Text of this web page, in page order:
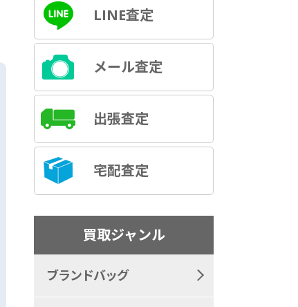
LINE査定
メール査定
出張査定
宅配査定
買取ジャンル
ブランドバッグ